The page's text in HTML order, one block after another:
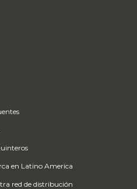
en Latino America
red de distribución